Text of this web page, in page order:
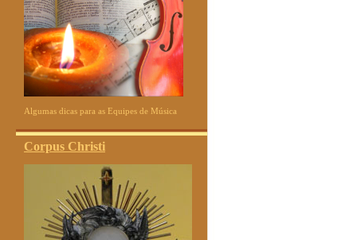
Algumas dicas para as Equipes de Música
Corpus Christi